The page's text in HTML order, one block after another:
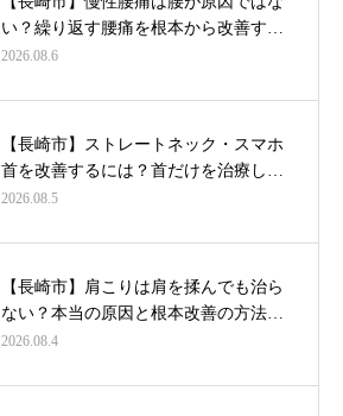
い？繰り返す腰痛を根本から改善す…
2026.08.6
【長崎市】ストレートネック・スマホ
首を改善するには？首だけを治療し…
2026.08.5
【長崎市】肩こりは肩を揉んでも治ら
ない？本当の原因と根本改善の方法…
2026.08.4